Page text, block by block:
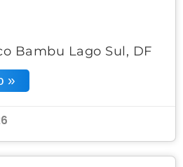
Bambu Lago Sul, DF
»